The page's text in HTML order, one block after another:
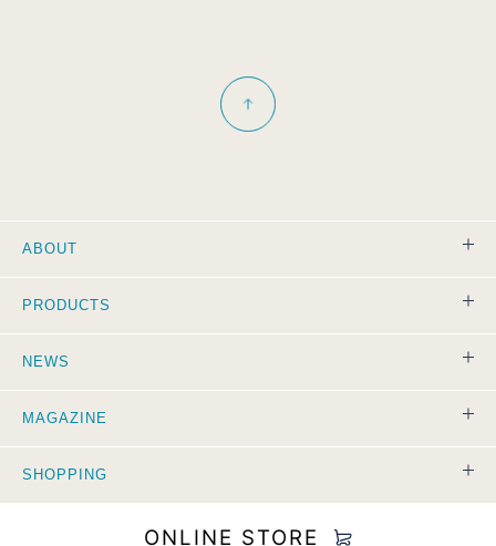
ABOUT
CONCEPT
TECHNOLOGY
PRODUCTS
WEAR
PILLOW
GOODS
NEWS
MEDIA
CAMPAIGN
MAGAZINE
Vol.4 宇野昌磨
SHOPPING
ONLINE STORE